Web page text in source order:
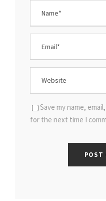
Save my name,
for the next time I